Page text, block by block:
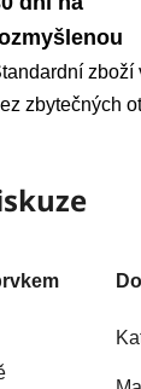
zboží
zbytečných